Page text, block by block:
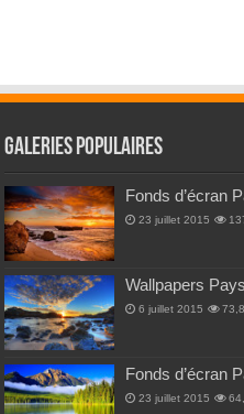
Galeries Populaires
Fonds d’écran
23 juillet 2015
Wallpapers
6 juillet 2015
Fonds d’écran
23 juillet 2015